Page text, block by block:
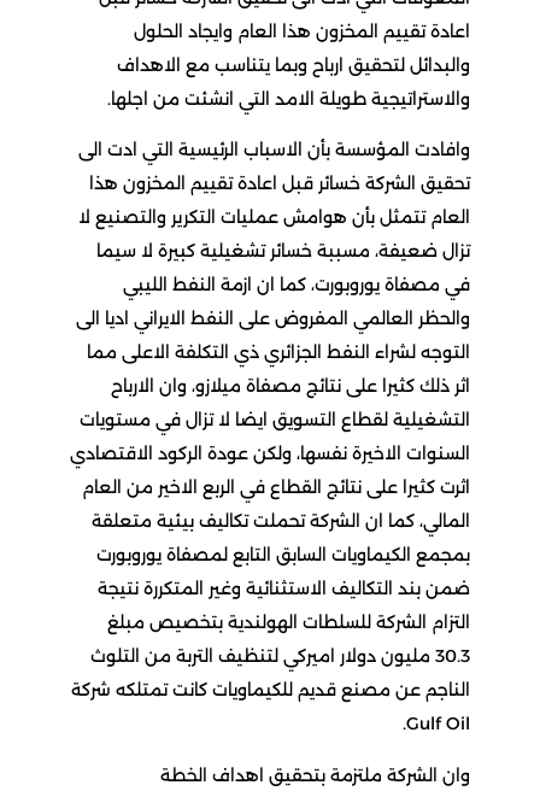
اعادة تقييم المخزون هذا العام وايجاد الحلول
والبدائل لتحقيق ارباح وبما يتناسب مع الاهداف
والاستراتيجية طويلة الامد التي انشئت من اجلها.
وافادت المؤسسة بأن الاسباب الرئيسية التي ادت الى
تحقيق الشركة خسائر قبل اعادة تقييم المخزون هذا
العام تتمثل بأن هوامش عمليات التكرير والتصنيع لا
تزال ضعيفة، مسببة خسائر تشغيلية كبيرة لا سيما
في مصفاة يوروبورت، كما ان ازمة النفط الليبي
والحظر العالمي المفروض على النفط الايراني اديا الى
التوجه لشراء النفط الجزائري ذي التكلفة الاعلى مما
اثر ذلك كثيرا على نتائج مصفاة ميلازو، وان الارباح
التشغيلية لقطاع التسويق ايضا لا تزال في مستويات
السنوات الاخيرة نفسها، ولكن عودة الركود الاقتصادي
اثرت كثيرا على نتائج القطاع في الربع الاخير من العام
المالي، كما ان الشركة تحملت تكاليف بيئية متعلقة
بمجمع الكيماويات السابق التابع لمصفاة يوروبورت
ضمن بند التكاليف الاستثنائية وغير المتكررة نتيجة
التزام الشركة للسلطات الهولندية بتخصيص مبلغ
30.3 مليون دولار اميركي لتنظيف التربة من التلوث
الناجم عن مصنع قديم للكيماويات كانت تمتلكه شركة
Gulf Oil.
وان الشركة ملتزمة بتحقيق اهداف الخطة